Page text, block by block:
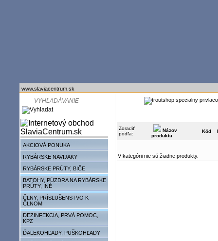
www.slaviacentrum.sk
AKCIOVÁ PONUKA
RYBÁRSKE NAVIJAKY
RYBÁRSKE PRÚTY, BIČE
BATOHY, PÚZDRA NA RYBÁRSKE
PRÚTY, INÉ
ČLNY, PRÍSLUŠENSTVO K
ČLNOM
DEZINFEKCIA, PRVÁ POMOC,
KPZ
ĎALEKOHĽADY, PUŠKOHĽADY
Zoradiť
podľa:
Názov
produktu
Kód
V kategórii nie sú žiadne produkty.